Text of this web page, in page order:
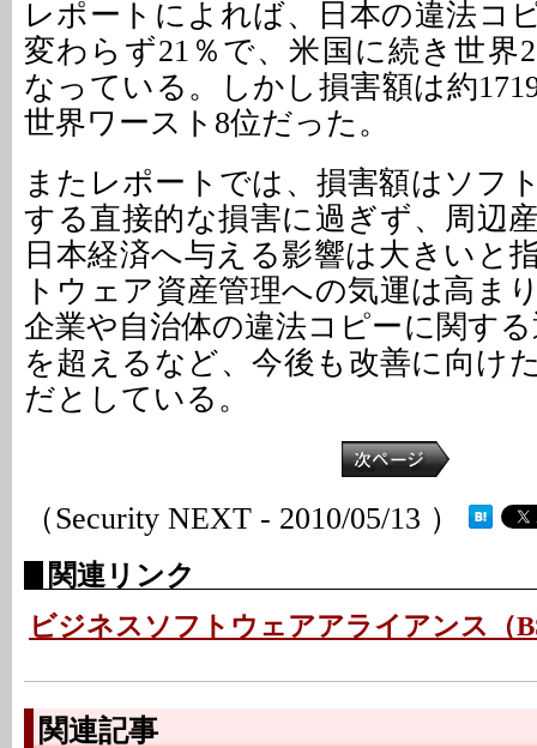
レポートによれば、日本の違法コ
変わらず21％で、米国に続き世界
なっている。しかし損害額は約
世界ワースト8位だった。
またレポートでは、損害額はソフ
する直接的な損害に過ぎず、周辺
日本経済へ与える影響は大きいと
トウェア資産管理への気運は高ま
企業や自治体の違法コピーに関す
を超えるなど、今後も改善に向け
だとしている。
（Security NEXT - 2010/05/13 ）
関連リンク
ビジネスソフトウェアアライアンス（
関連記事